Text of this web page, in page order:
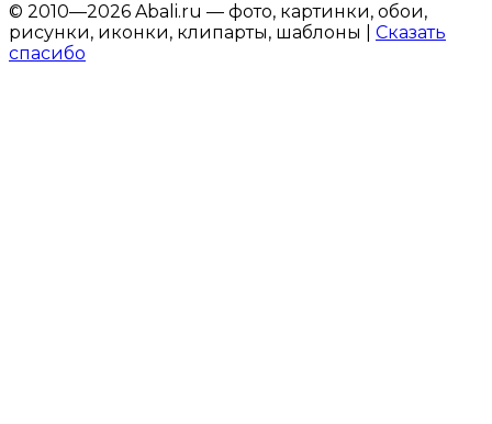
© 2010—2026 Abali.ru — фото, картинки, обои,
рисунки, иконки, клипарты, шаблоны | Сказать
спасибо